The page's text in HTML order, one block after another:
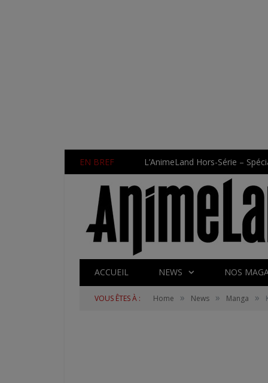
EN BREF L’AnimeLand Hors-Série –
ACCUEIL NEWS NOS
VOUS ÊTES À : Home » News » Manga »